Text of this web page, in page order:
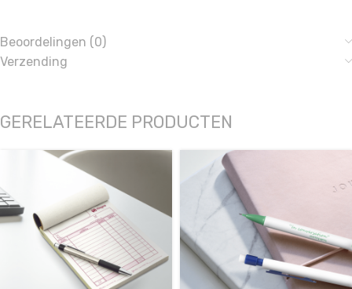
Beoordelingen (0)
Verzending
GERELATEERDE PRODUCTEN